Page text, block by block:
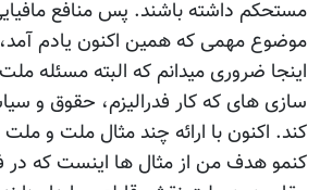
مستحکم داشته باشند. پس منافع
موضوع مهمی که همین اکنون یادم آمد،
اینجا ضروری میدانم که البته مسئله
سازی های که کار فدرالیزم، حقوق و
کند. اکنون با ارائه چند مثال ملت و
کنمو هدف من از مثال ها اینست که در